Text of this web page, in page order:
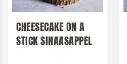
Desserts
Pizza
Pannenkoek
CHEESECAKE ON A
STICK SINAASAPPEL